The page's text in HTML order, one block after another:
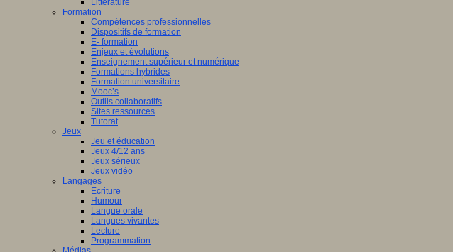
Littérature
Formation
Compétences professionnelles
Dispositifs de formation
E- formation
Enjeux et évolutions
Enseignement supérieur et numérique
Formations hybrides
Formation universitaire
Mooc’s
Outils collaboratifs
Sites ressources
Tutorat
Jeux
Jeu et éducation
Jeux 4/12 ans
Jeux sérieux
Jeux vidéo
Langages
Ecriture
Humour
Langue orale
Langues vivantes
Lecture
Programmation